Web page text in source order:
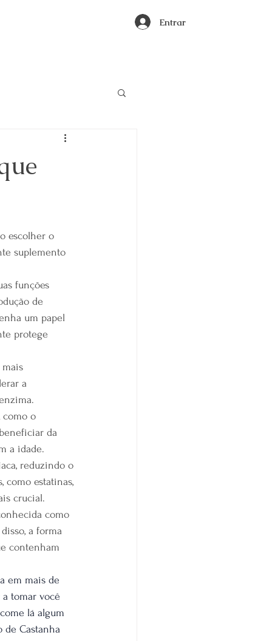
Entrar
escolher o
suplemento
funções
de
um papel
protege
mais
a
como o
da
a idade.
reduzindo o
como estatinas,
crucial.
como
a forma
contenham
em mais de
tomar você
lá algum
Castanha